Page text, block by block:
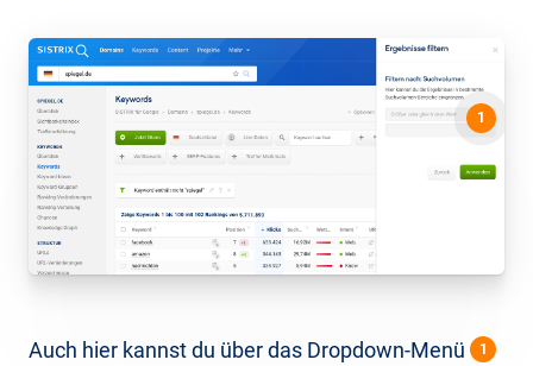
1
Auch hier kannst du über das Dropdown-Menü 1